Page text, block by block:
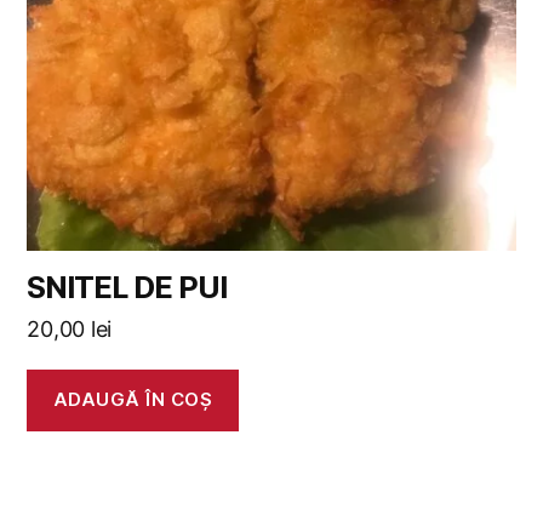
SNITEL DE PUI
20,00 lei
ADAUGĂ ÎN COȘ